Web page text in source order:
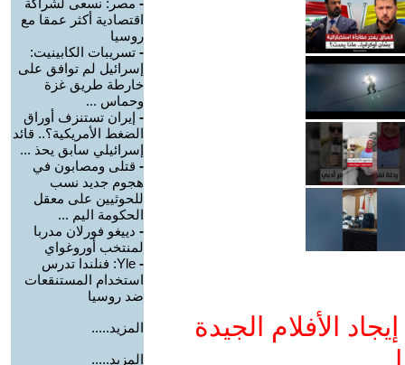
الأفلام الجيدة
- مصر: نسعى لشراكة
اقتصادية أكثر عمقا مع
روسيا
- تسريبات الكابينيت:
إسرائيل لم توافق على
خارطة طريق غزة
وحماس ...
- إيران تستنزف أوراق
الضغط الأمريكية؟.. قائد
إسرائيلي سابق يحذ ...
- قتلى ومصابون في
هجوم جديد نسب
للحوثيين على معقل
الحكومة اليم ...
- دييغو فورلان مدربا
لمنتخب أوروغواي
-
Yle: فنلندا تدرس
استخدام المستنقعات
ضد روسيا
المزيد.....
المزيد.....